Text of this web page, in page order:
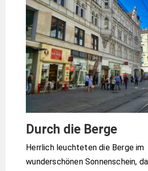
Durch die Berge
Herrlich leuchteten die Berge im
wunderschönen Sonnenschein,